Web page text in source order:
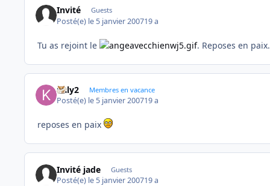
Invité Guests
Posté(e) le 5 janvier 200719 a
Tu as rejoint le . Reposes en paix.
kaly2 Membres en vacance
Posté(e) le 5 janvier 200719 a
reposes en paix
Invité jade Guests
Posté(e) le 5 janvier 200719 a